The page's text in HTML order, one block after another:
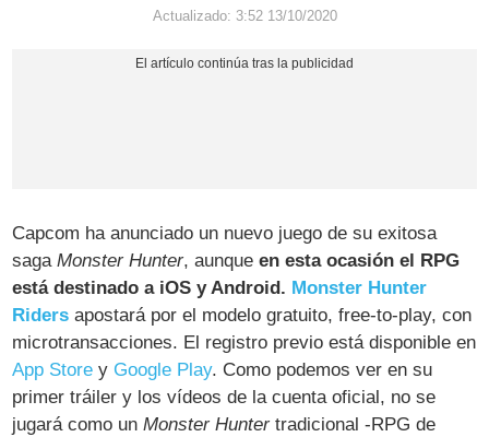
Actualizado: 3:52 13/10/2020
Capcom ha anunciado un nuevo juego de su exitosa
sagaMonster Hunter, aunqueen esta ocasión el RPG
está destinado a iOS y Android. Monster Hunter
Riders apostará por el modelo gratuito, free-to-play, con
microtransacciones. El registro previo está disponible en
App Store y Google Play. Como podemos ver en su
primer tráiler y los vídeos de la cuenta oficial, no se
jugará como unMonster Huntertradicional -RPG de